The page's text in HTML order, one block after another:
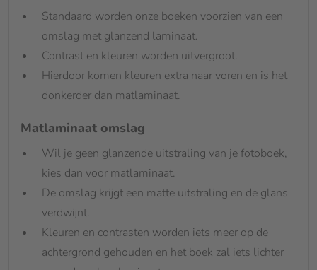
Standaard worden onze boeken voorzien van een
omslag met glanzend laminaat.
Contrast en kleuren worden uitvergroot.
Hierdoor komen kleuren extra naar voren en is het
donkerder dan matlaminaat.
Matlaminaat omslag
Wil je geen glanzende uitstraling van je fotoboek,
kies dan voor matlaminaat.
De omslag krijgt een matte uitstraling en de glans
verdwijnt.
Kleuren en contrasten worden iets meer op de
achtergrond gehouden en het boek zal iets lichter